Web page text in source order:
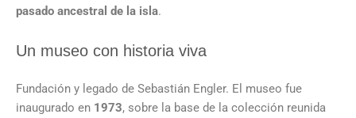
pasado ancestral de la isla.
Un museo con historia viva
Fundación y legado de Sebastián Engler. El museo fue
inaugurado en 1973, sobre la base de la colección reunida